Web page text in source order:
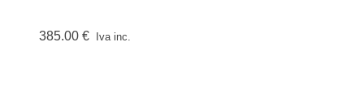
385.00 € Iva inc.